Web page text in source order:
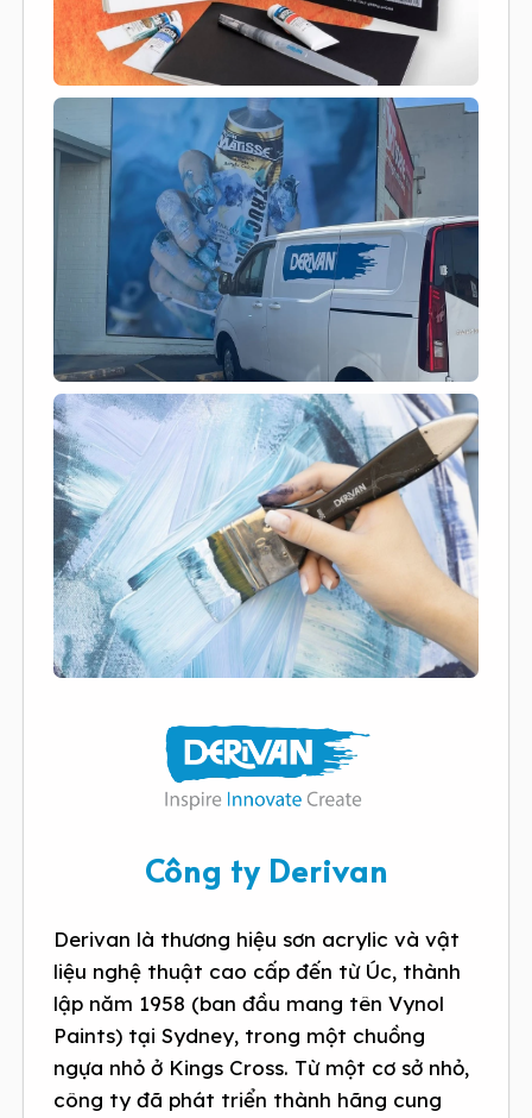
Công ty Derivan
Derivan là thương hiệu sơn acrylic và vật
liệu nghệ thuật cao cấp đến từ Úc, thành
lập năm 1958 (ban đầu mang tên Vynol
Paints) tại Sydney, trong một chuồng
ngựa nhỏ ở Kings Cross. Từ một cơ sở nhỏ,
công ty đã phát triển thành hãng cung